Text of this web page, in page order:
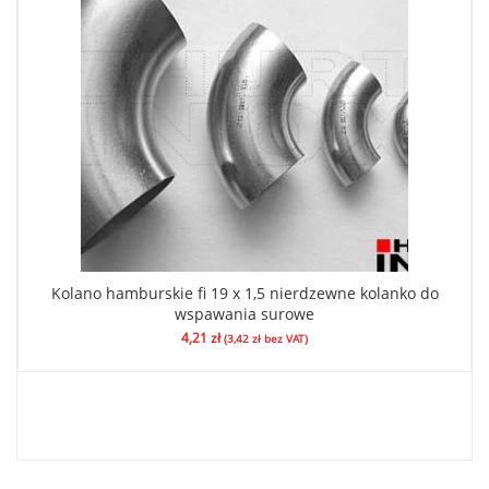
Kolano hamburskie fi 19 x 1,5 nierdzewne kolanko do
wspawania surowe
4,21 zł (3,42 zł bez VAT)